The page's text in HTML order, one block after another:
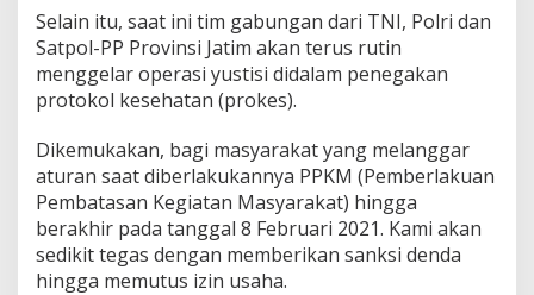
Selain itu, saat ini tim gabungan dari TNI, Polri dan
Satpol-PP Provinsi Jatim akan terus rutin
menggelar operasi yustisi didalam penegakan
protokol kesehatan (prokes).
Dikemukakan, bagi masyarakat yang melanggar
aturan saat diberlakukannya PPKM (Pemberlakuan
Pembatasan Kegiatan Masyarakat) hingga
berakhir pada tanggal 8 Februari 2021. Kami akan
sedikit tegas dengan memberikan sanksi denda
hingga memutus izin usaha.